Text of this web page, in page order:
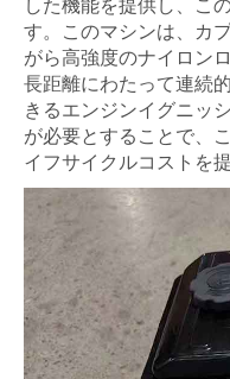
した機能を提供し、こ
す。このマシンは、カ
がら高強度のナイロン
長距離にわたって連続
きるエンジンイグニッ
が必要とすることで、
イフサイクルコストを